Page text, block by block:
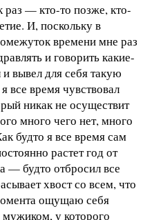
раз — кто-то позже, кто-
И, поскольку в
времени мне раз
и говорить какие-
вывел для себя такую
все время чувствовал
никак не осуществит
много чего нет, много
будто я все время сам
растет год от
— будто отбросил все
хвост со всем, что
ощущаю себя
у которого